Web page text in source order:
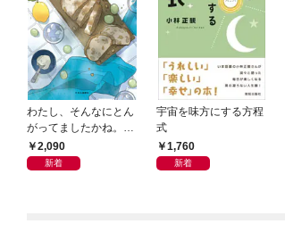
わたし、そんなにとん
がってましたかね。
獅子座、Ａ型、丙午は
めぐる
2,090
新着
宇宙を味方にする方程
式
1,760
新着